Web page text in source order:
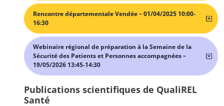
Rencontre départementale Vendée – 01/04/2025 10:00-
16:30
Webinaire régional de préparation à la Semaine de la
Sécurité des Patients et Personnes accompagnées –
19/05/2026 13:45-14:30
Publications scientifiques de QualiREL
Santé